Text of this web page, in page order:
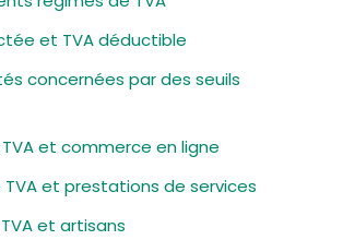
et TVA déductible
concernées par des seuils
TVA et commerce en ligne
TVA et prestations de services
et artisans